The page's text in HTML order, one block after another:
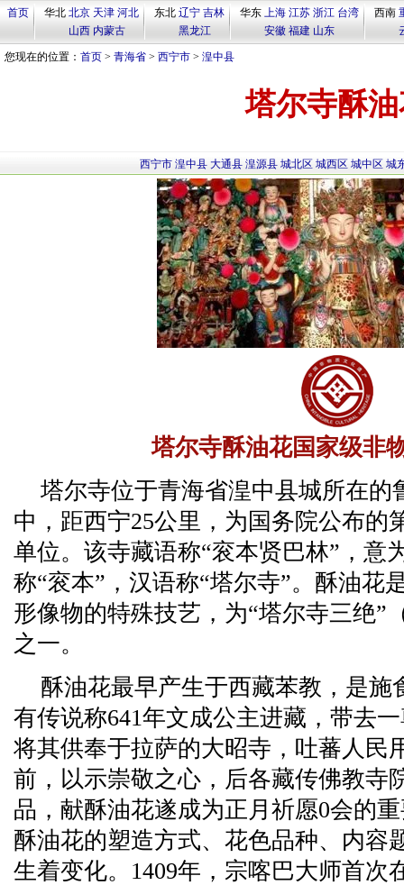
首页 华北 北京 天津 河北
山西 内蒙古
东北 辽宁 吉林
黑龙江
华东 上海 江苏 浙江 台湾
安徽 福建 山东
西南
您现在的位置： 首页 > 青海省 > 西宁市 > 湟中县
塔尔寺酥
西宁市 湟中县 大通县 湟源县 城北区 城西区 城中区 城
塔尔寺酥油花国家级非
塔尔寺位于青海省湟中县城所在的
中，距西宁25公里，为国务院公布的
单位。该寺藏语称“衮本贤巴林”，意
称“衮本”，汉语称“塔尔寺”。酥油花
形像物的特殊技艺，为“塔尔寺三绝”
之一。
酥油花最早产生于西藏苯教，是施
有传说称641年文成公主进藏，带去
将其供奉于拉萨的大昭寺，吐蕃人民
前，以示崇敬之心，后各藏传佛教寺
品，献酥油花遂成为正月祈愿0会的
酥油花的塑造方式、花色品种、内容
生着变化。1409年，宗喀巴大师首次